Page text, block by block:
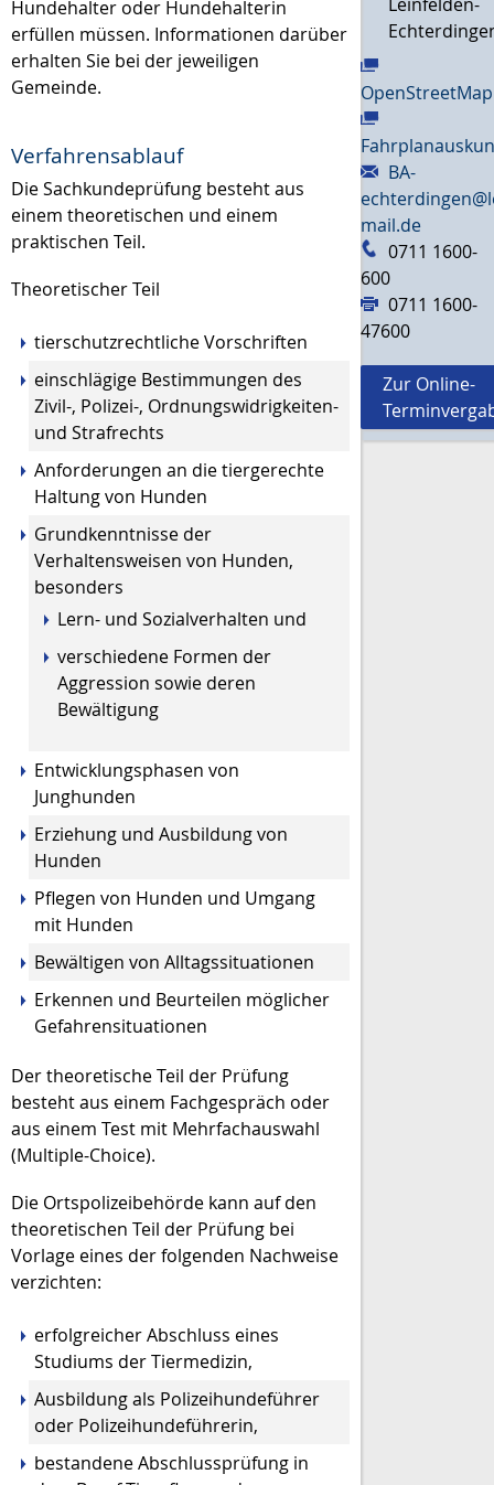
Hundehalter oder Hundehalterin
erfüllen müssen. Informationen darüber
erhalten Sie bei der jeweiligen
Gemeinde.
Verfahrensablauf
Die Sachkundeprüfung besteht aus
einem theoretischen und einem
praktischen Teil.
Theoretischer Teil
tierschutzrechtliche Vorschriften
einschlägige Bestimmungen des
Zivil-, Polizei-, Ordnungswidrigkeiten-
und Strafrechts
Anforderungen an die tiergerechte
Haltung von Hunden
Grundkenntnisse der
Verhaltensweisen von Hunden,
besonders
Lern- und Sozialverhalten und
verschiedene Formen der
Aggression sowie deren
Bewältigung
Entwicklungsphasen von
Junghunden
Erziehung und Ausbildung von
Hunden
Pflegen von Hunden und Umgang
mit Hunden
Bewältigen von Alltagssituationen
Erkennen und Beurteilen möglicher
Gefahrensituationen
Der theoretische Teil der Prüfung
besteht aus einem Fachgespräch oder
aus einem Test mit Mehrfachauswahl
(Multiple-Choice).
Die Ortspolizeibehörde kann auf den
theoretischen Teil der Prüfung bei
Vorlage eines der folgenden Nachweise
verzichten:
erfolgreicher Abschluss eines
Studiums der Tiermedizin,
Ausbildung als Polizeihundeführer
oder Polizeihundeführerin,
bestandene Abschlussprüfung in
OpenStreetMap
BA-
mail.de
0711 1600-
600
0711 1600-
47600
Zur Online-